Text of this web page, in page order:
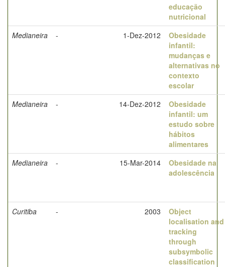
educação
nutricional
Medianeira
- 1-Dez-2012
Obesidade
infantil:
mudanças e
alternativas no
contexto
escolar
Medianeira
- 14-Dez-2012
Obesidade
infantil: um
estudo sobre
hábitos
alimentares
Medianeira
- 15-Mar-2014
Obesidade na
adolescência
Curitiba - 2003
Object
localisation and
tracking
through
subsymbolic
classification